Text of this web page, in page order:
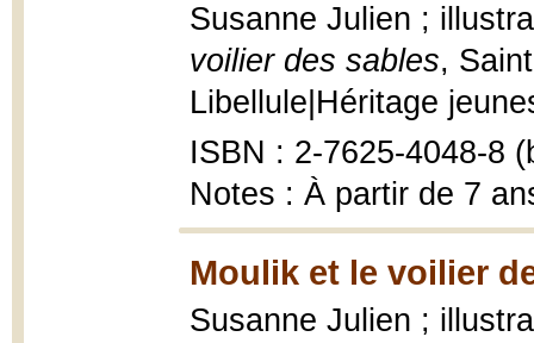
Susanne Julien ;
voilier des sables,
Libellule|Héritage
ISBN : 2-7625-4048-8
Notes : À partir de 7
Moulik et le voilier
Susanne Julien ;